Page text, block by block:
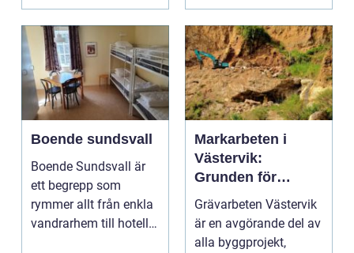
Boende sundsvall
Boende Sundsvall är
ett begrepp som
rymmer allt från enkla
vandrarhem till hotell
Markarbeten i
Västervik:
Grunden för
hållbara
byggprojekt
Grävarbeten Västervik
är en avgörande del av
alla byggprojekt,